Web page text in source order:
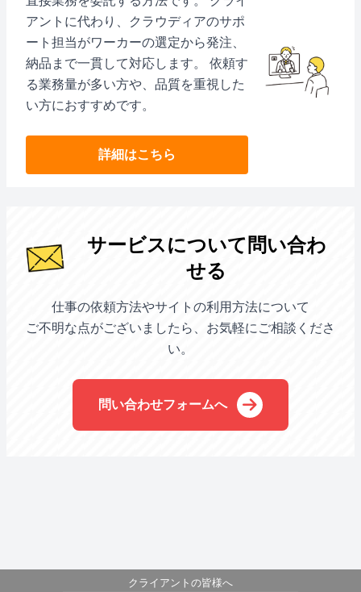
アントに代わり、クラウディアのサポ
ート担当がワーカーの選定から発注、
納品まで一貫して対応します。 依頼す
る業務量が多い方や、品質を重視した
い方におすすめです。
詳細はこちら
サービスについて問い合わ
せる
仕事の依頼方法やサイトの利用方法について
ご不明な点がございましたら、お気軽にご相談くださ
い。
問い合わせフォームへ
クライアントの皆様へ